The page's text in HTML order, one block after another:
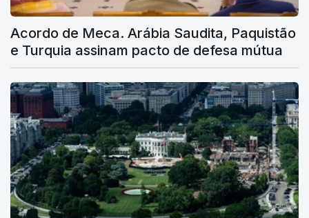
Acordo de Meca. Arábia Saudita, Paquistão
e Turquia assinam pacto de defesa mútua